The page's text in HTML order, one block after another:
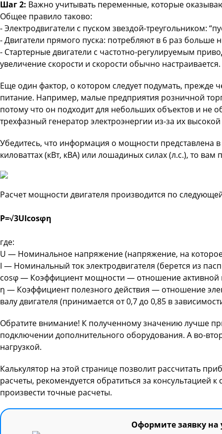
Шаг 2: Важно учитывать переменные, которые
Общее правило таково:
- Электродвигатели с пуском звездой-треугольником:
- Двигатели прямого пуска: потребляют в 6 раз больше
- Стартерные двигатели с частотно-регулируемым
увеличение скорости и скорости обычно настраивается.
Еще один фактор, о котором следует подумать, прежде
питание. Например, малые предприятия розничной
потому что он подходит для небольших объектов и
трехфазный генератор электроэнергии из-за их
Убедитесь, что информация о мощности представлена
киловаттах (кВт, кВА) или лошадиных силах (л.с.), то
Расчет мощности двигателя производится по
P=√3UIcosφη
где:
U — Номинальное напряжение (напряжение, на которое
I — Номинальный ток электродвигателя (берется из
cosφ — Коэффициент мощности — отношение активной
η — Коэффициент полезного действия — отношение
валу двигателя (принимается от 0,7 до 0,85 в
Обратите внимание! К полученному значению лучше
подключении дополнительного оборудования. А во-
нагрузкой.
Калькулятор на этой странице позволит рассчитать
расчеты, рекомендуется обратиться за
произвести точные расчеты.
Оформите заявку